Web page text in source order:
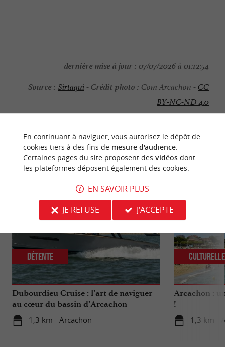
dernière mise à jour : 07/07/2026 à 01:12:54
Source : Sirtaqui-Crédit photo : Com Arcachon -CC
BY-NC-ND 4.0
NOUS AVONS TESTÉPOUR VOUS
Dubourdieu Cruise : l’art de naviguer
au cœur du bassin d’Arcachon
1,3 km - Arcachon
Détente
Arcachon :
!
1,3 km -
Culturelle
En continuant à naviguer, vous autorisez le dépôt de
cookies tiers à des fins de mesure d'audience.
Certaines pages du site proposent des vidéosdont
les plateformes déposent également des cookies.
EN SAVOIR PLUS
JE REFUSE
J'ACCEPTE